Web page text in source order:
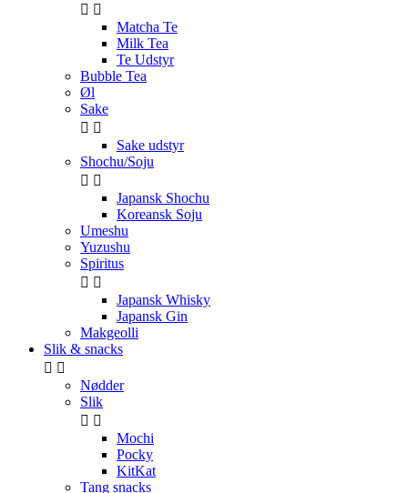
 
Matcha Te
Milk Tea
Te Udstyr
Bubble Tea
Øl
Sake
 
Sake udstyr
Shochu/Soju
 
Japansk Shochu
Koreansk Soju
Umeshu
Yuzushu
Spiritus
 
Japansk Whisky
Japansk Gin
Makgeolli
Slik & snacks
 
Nødder
Slik
 
Mochi
Pocky
KitKat
Tang snacks